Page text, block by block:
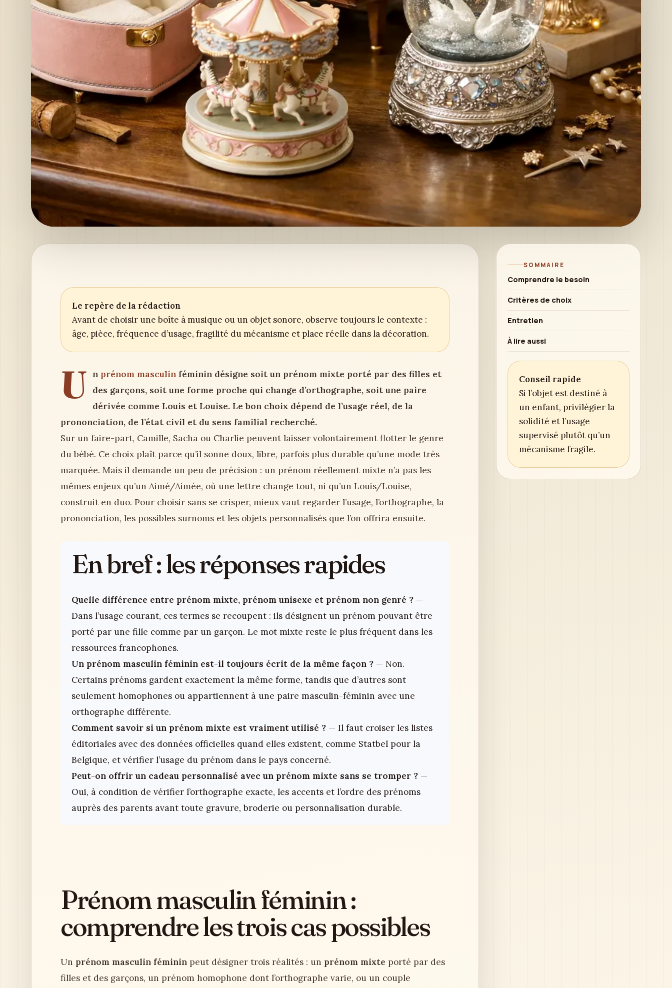
Le repère de la rédaction
Avant de choisir une boîte à musique ou un objet sonore, observe toujours le contexte :
âge, pièce, fréquence d’usage, fragilité du mécanisme et place réelle dans la décoration.
U n prénom masculinféminin désigne soit un prénom mixte porté par des filles et
des garçons, soit une forme proche qui change d’orthographe, soit une paire
dérivée comme Louis et Louise. Le bon choix dépend de l’usage réel, de la
prononciation, de l’état civil et du sens familial recherché.
Sur un faire-part, Camille, Sacha ou Charlie peuvent laisser volontairement flotter le genre
du bébé. Ce choix plaît parce qu’il sonne doux, libre, parfois plus durable qu’une mode très
marquée. Mais il demande un peu de précision : un prénom réellement mixte n’a pas les
mêmes enjeux qu’un Aimé/Aimée, où une lettre change tout, ni qu’un Louis/Louise,
construit en duo. Pour choisir sans se crisper, mieux vaut regarder l’usage, l’orthographe, la
prononciation, les possibles surnoms et les objets personnalisés que l’on offrira ensuite.
En bref : les réponses rapides
Quelle différence entre prénom mixte, prénom unisexe et prénom non genré ? —
Dans l’usage courant, ces termes se recoupent : ils désignent un prénom pouvant être
porté par une fille comme par un garçon. Le mot mixte reste le plus fréquent dans les
ressources francophones.
Un prénom masculin féminin est-il toujours écrit de la même façon ? — Non.
Certains prénoms gardent exactement la même forme, tandis que d’autres sont
seulement homophones ou appartiennent à une paire masculin-féminin avec une
orthographe différente.
Comment savoir si un prénom mixte est vraiment utilisé ? — Il faut croiser les listes
éditoriales avec des données officielles quand elles existent, comme Statbel pour la
Belgique, et vérifier l’usage du prénom dans le pays concerné.
Peut-on offrir un cadeau personnalisé avec un prénom mixte sans se tromper ? —
Oui, à condition de vérifier l’orthographe exacte, les accents et l’ordre des prénoms
auprès des parents avant toute gravure, broderie ou personnalisation durable.
Prénom masculin féminin :
comprendre les trois cas possibles
Un prénom masculin féminin peut désigner trois réalités : un prénom mixte porté par des
filles et des garçons, un prénom homophone dont l’orthographe varie, ou un couple
SOMMAIRE
Comprendre le besoin
Critères de choix
Entretien
À lire aussi
Conseil rapide
Si l’objet est destiné à
un enfant, privilégier la
solidité et l’usage
supervisé plutôt qu’un
mécanisme fragile.